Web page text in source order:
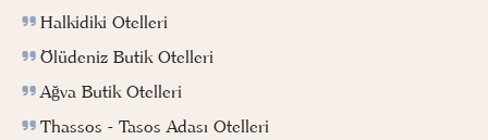
Halkidiki Otelleri
Ölüdeniz Butik Otelleri
Ağva Butik Otelleri
Thassos - Tasos Adası Otelleri